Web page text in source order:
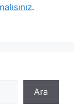
.
Ara